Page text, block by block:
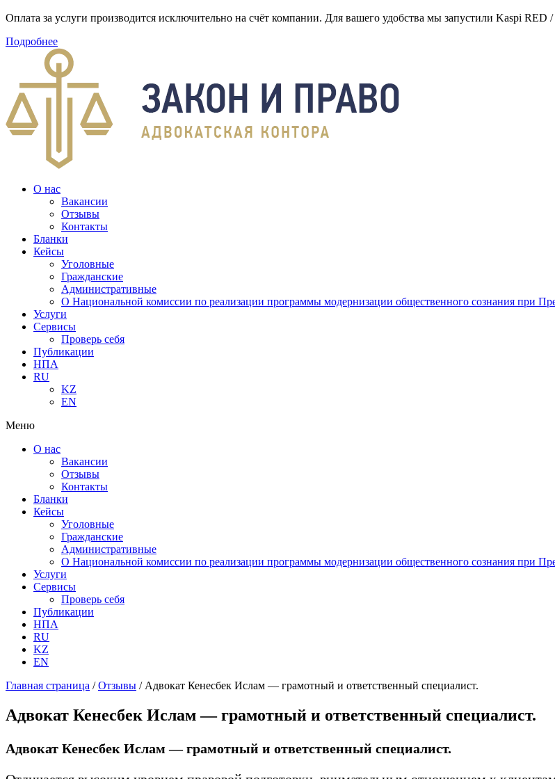
Оплата за услуги производится исключительно на счёт компании. Для вашего удобства мы запустили Kaspi
Подробнее
О нас
Вакансии
Отзывы
Контакты
Бланки
Кейсы
Уголовные
Гражданские
Административные
О Национальной комиссии по реализации программы модернизации общественного сознания при
Услуги
Сервисы
Проверь себя
Публикации
НПА
RU
KZ
EN
Меню
О нас
Вакансии
Отзывы
Контакты
Бланки
Кейсы
Уголовные
Гражданские
Административные
О Национальной комиссии по реализации программы модернизации общественного сознания при
Услуги
Сервисы
Проверь себя
Публикации
НПА
RU
KZ
EN
Главная страница /Отзывы / Адвокат Кенесбек Ислам — грамотный и ответственный специалист.
Адвокат Кенесбек Ислам — грамотный и ответственный специалист.
Адвокат Кенесбек Ислам — грамотный и ответственный специалист.